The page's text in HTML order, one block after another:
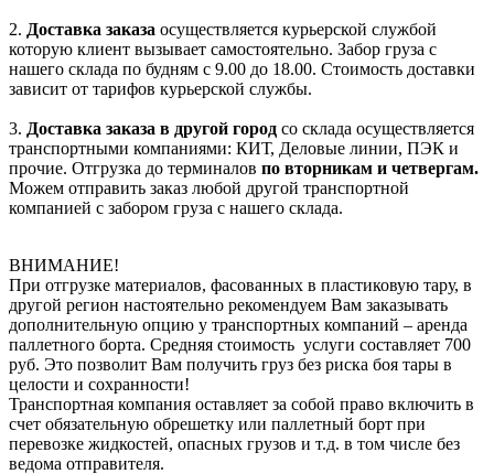
2. Доставка заказа осуществляется курьерской службой
которую клиент вызывает самостоятельно. Забор груза с
нашего склада по будням с 9.00 до 18.00. Стоимость доставки
зависит от тарифов курьерской службы.
3. Доставка заказа в другой город со склада осуществляется
транспортными компаниями: КИТ, Деловые линии, ПЭК и
прочие. Отгрузка до терминалов по вторникам и четвергам.
Можем отправить заказ любой другой транспортной
компанией с забором груза с нашего склада.
ВНИМАНИЕ!
При отгрузке материалов, фасованных в пластиковую тару, в
другой регион настоятельно рекомендуем Вам заказывать
дополнительную опцию у транспортных компаний – аренда
паллетного борта. Средняя стоимость услуги составляет 700
руб. Это позволит Вам получить груз без риска боя тары в
целости и сохранности!
Транспортная компания оставляет за собой право включить в
счет обязательную обрешетку или паллетный борт при
перевозке жидкостей, опасных грузов и т.д. в том числе без
ведома отправителя.